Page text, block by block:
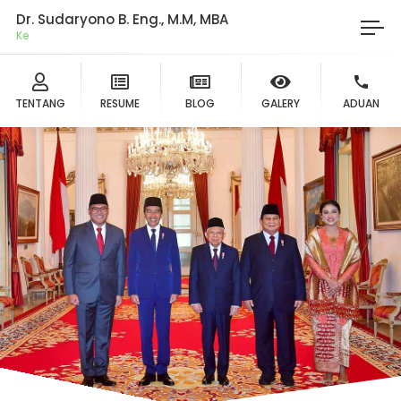
Dr. Sudaryono B. Eng., M.M, MBA
Ketua
TENTANG RESUME BLOG GALERY ADUAN